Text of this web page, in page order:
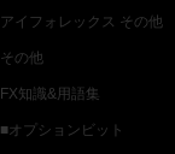
アイフォレックス その他
その他
FX知識&用語集
■オプションビット